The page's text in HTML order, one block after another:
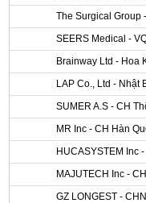
The Surgical Group
SEERS Medical -
Brainway Ltd - Hoa
LAP Co., Ltd - Nhật
SUMER A.S - CH
MR Inc - CH Hàn
HUCASYSTEM Inc
MAJUTECH Inc -
GZ LONGEST -